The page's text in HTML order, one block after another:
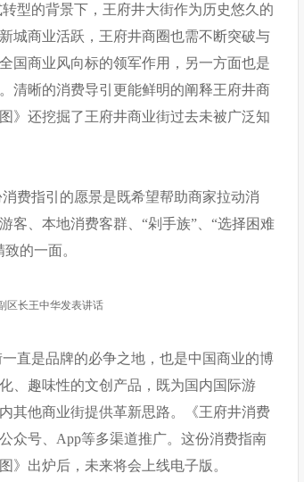
型的背景下，王府井大街作为历史悠久的
城商业活跃，王府井商圈也需不断突破与
国商业风向标的领军作用，另一方面也是
清晰的消费导引更能鲜明的阐释王府井商
》还挖掘了王府井商业街过去未被广泛知
费指引的愿景是既希望帮助商家拉动消
客、本地消费客群、“剁手族”、“选择困难
的一面。
区长王中华发表讲话
直是品牌的必争之地，也是中国商业的博
、趣味性的文创产品，既为国内国际游
其他商业街提供革新思路。《王府井消费
众号、App等多渠道推广。这份消费指南
》出炉后，未来将会上线电子版。